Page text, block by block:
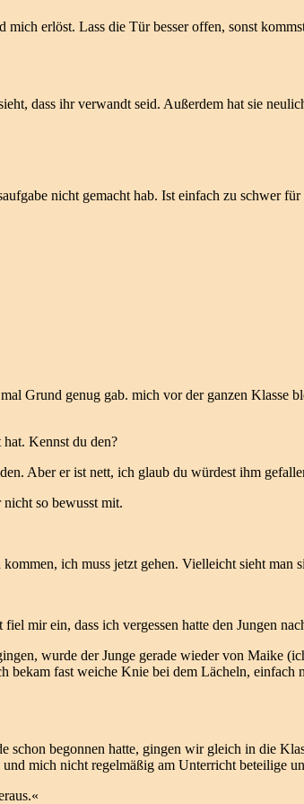
erlöst. Lass die Tür besser offen, sonst
dass ihr verwandt seid. Außerdem hat sie
nicht gemacht hab. Ist einfach zu schwer
Grund genug gab. mich vor der ganzen Klasse
Kennst du den?
Aber er ist nett, ich glaub du würdest ihm
so bewusst mit.
ich muss jetzt gehen. Vielleicht sieht man
mir ein, dass ich vergessen hatte den Jungen
wurde der Junge gerade wieder von Maike
fast weiche Knie bei dem Lächeln,
begonnen hatte, gingen wir gleich in die
mich nicht regelmäßig am Unterricht beteilige